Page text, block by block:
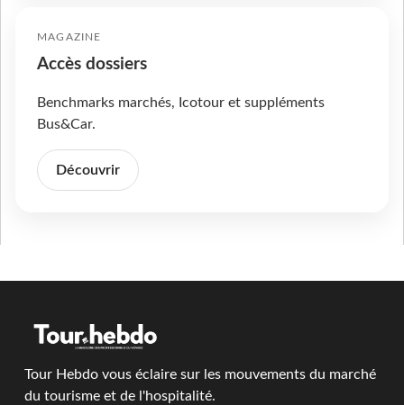
MAGAZINE
Accès dossiers
Benchmarks marchés, Icotour et suppléments
Bus&Car.
Découvrir
Tour Hebdo vous éclaire sur les mouvements du marché
du tourisme et de l'hospitalité.